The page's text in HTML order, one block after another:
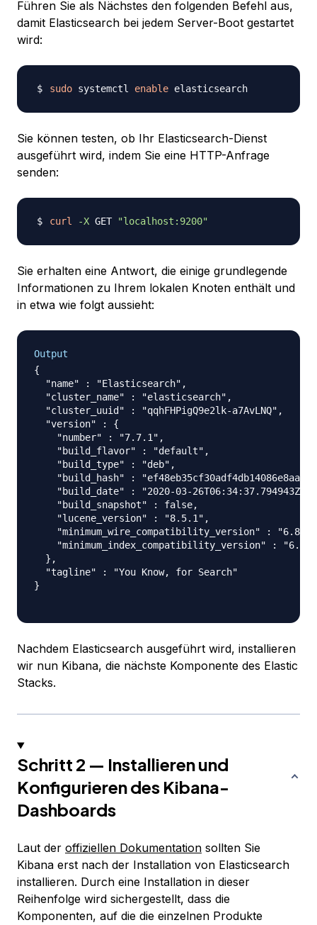
Führen Sie als Nächstes den folgenden Befehl aus,
damit Elasticsearch bei jedem Server-Boot gestartet
wird:
sudo systemctl enable
Sie können testen, ob Ihr Elasticsearch-Dienst
ausgeführt wird, indem Sie eine HTTP-Anfrage
senden:
curl -X GET "localhost:9200"
Sie erhalten eine Antwort, die einige grundlegende
Informationen zu Ihrem lokalen Knoten enthält und
in etwa wie folgt aussieht:
Output
{
  "name" : "Elasticsearch",
  "cluster_name" : "elasticsearch",
  "cluster_uuid" : "qqhFHPigQ9e2lk-a7AvLNQ",
  "version" : {
    "number" : "7.7.1",
    "build_flavor" : "default",
    "build_type" : "deb",
"build_hash" :
    "build_date" : "2020-03-26T06:34:37.794943Z",
    "build_snapshot" : false,
    "lucene_version" : "8.5.1",
"minimum_wire_compatibility_version" :
"minimum_index_compatibility_version" :
  },
  "tagline" : "You Know, for Search"
}
Nachdem Elasticsearch ausgeführt wird, installieren
wir nun Kibana, die nächste Komponente des Elastic
Stacks.
Schritt 2 — Installieren und
Konfigurieren des Kibana-
Dashboards
Laut der offiziellen Dokumentation sollten Sie
Kibana erst nach der Installation von Elasticsearch
installieren. Durch eine Installation in dieser
Reihenfolge wird sichergestellt, dass die
Komponenten, auf die die einzelnen Produkte